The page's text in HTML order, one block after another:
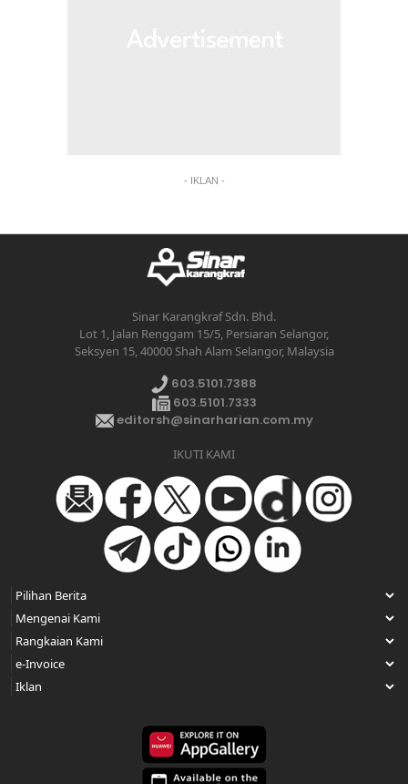
- IKLAN -
Sinar Karangkraf Sdn. Bhd.
Lot 1, Jalan Renggam 15/5, Persiaran Selangor,
Seksyen 15, 40000 Shah Alam Selangor, Malaysia
603.5101.7388
603.5101.7333
editorsh@sinarharian.com.my
IKUTI KAMI